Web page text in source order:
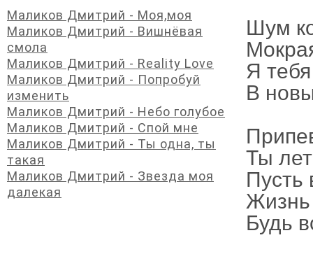
Шум
Я
В
Ты
Пусть
Жизнь
Будь
Маликов Дмитрий - Моя,моя
Маликов Дмитрий - Вишнёвая
смола
Маликов Дмитрий - Reality Love
Маликов Дмитрий - Попробуй
изменить
Маликов Дмитрий - Небо голубое
Маликов Дмитрий - Спой мне
Маликов Дмитрий - Ты одна, ты
такая
Маликов Дмитрий - Звезда моя
далекая